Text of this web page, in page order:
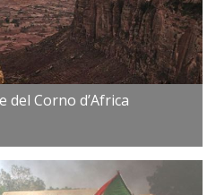
del Corno d’Africa